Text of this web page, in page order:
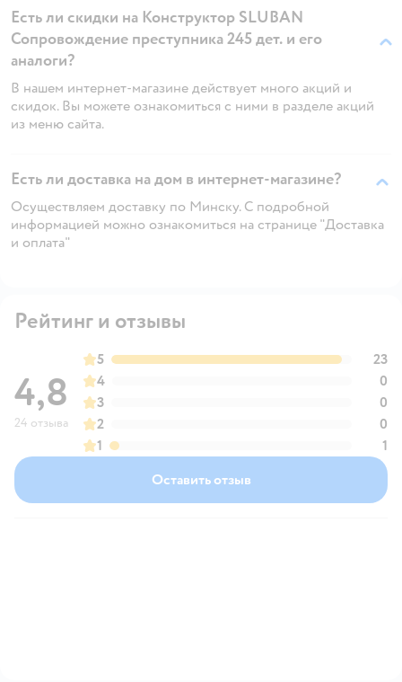
Есть ли скидки на Конструктор SLUBAN
Сопровождение преступника 245 дет. и его
аналоги?
В нашем интернет-магазине действует много акций и
скидок. Вы можете ознакомиться с ними в разделе акций
из меню сайта.
Есть ли доставка на дом в интернет-магазине?
Осуществляем доставку по Минску. С подробной
информацией можно ознакомиться на странице "Доставка
и оплата"
Рейтинг и отзывы
4,8
24 отзыва
5
23
4
0
3
0
2
0
1
1
Оставить отзыв